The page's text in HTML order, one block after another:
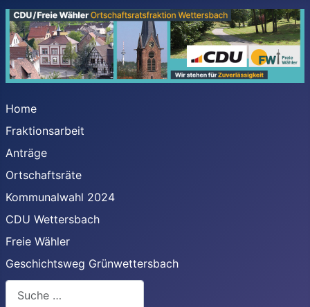
Home
Fraktionsarbeit
Anträge
Ortschaftsräte
Kommunalwahl 2024
CDU Wettersbach
Freie Wähler
Geschichtsweg Grünwettersbach
Suchen